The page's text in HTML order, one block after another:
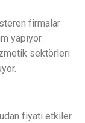
firmalar
yapıyor.
sektörleri
fiyatı etkiler.